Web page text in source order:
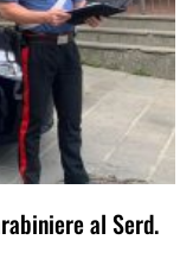
al Serd.